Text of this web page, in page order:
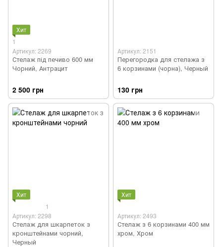
Хит
1
Артикул: 2269
Стелаж під печиво 600 мм
Чорний, Антрацит
2 500 грн
Артикул: 2151
Перегородка для стелажа з
6 корзинами (чорна), Черный
130 грн
Хит
1
Артикул: 2298
Стелаж для шкарпеток з
кронштейнами чорний,
Черный
Хит
Артикул: 2493
Стелаж з 6 корзинами 400 мм
хром, Хром